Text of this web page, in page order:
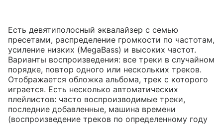
Есть девятиполосный эквалайзер с семью
пресетами, распределение громкости по частотам,
усиление низких (MegaBass) и высоких частот.
Варианты воспроизведения: все треки в случайном
порядке, повтор одного или нескольких треков.
Отображается обложка альбома, трек с которого
играется. Есть несколько автоматических
плейлистов: часто воспроизводимые треки,
последние добавленные, машина времени
(воспроизведение треков по определенному году